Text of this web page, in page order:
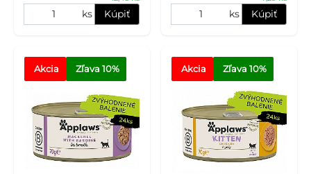
ks Kúpiť ks Kúpiť
Akcia Zľava 10% Akcia Zľava 10%